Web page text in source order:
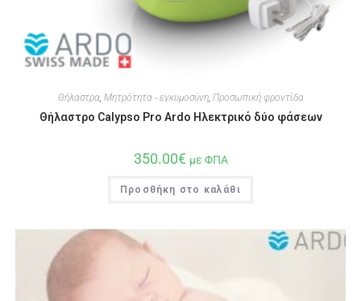
Θήλαστρα Μητρότητα - εγκυμοσύνη, Προσωπική φροντίδα
Θήλαστρο Calypso Pro Ardo Ηλεκτρικό δύο φάσεων
350.00€ με ΦΠΑ
Προσθήκη στο καλάθι